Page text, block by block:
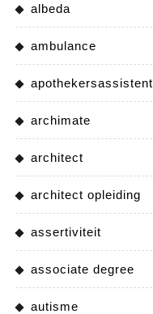
albeda
ambulance
apothekersassistent
archimate
architect
architect opleiding
assertiviteit
associate degree
autisme